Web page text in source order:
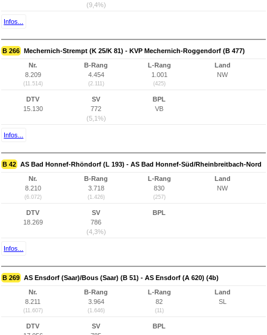
(9,4%)
Infos...
B 266 Mechernich-Strempt (K 25/K 81) - KVP Mechernich-Roggendorf (B 477)
Nr.
8.209
(11.514)
B-Rang
4.454
(2.111)
L-Rang
1.001
(425)
Land
NW
DTV
15.130
SV
772
(5,1%)
BPL
VB
Infos...
B 42 AS Bad Honnef-Rhöndorf (L 193) - AS Bad Honnef-Süd/Rheinbreitbach-Nord
Nr.
8.210
(6.072)
B-Rang
3.718
(1.426)
L-Rang
830
(257)
Land
NW
DTV
18.269
SV
786
(4,3%)
BPL
Infos...
B 269 AS Ensdorf (Saar)/Bous (Saar) (B 51) - AS Ensdorf (A 620) (4b)
Nr.
8.211
(11.607)
B-Rang
3.964
(1.646)
L-Rang
82
(11)
Land
SL
DTV
SV
BPL